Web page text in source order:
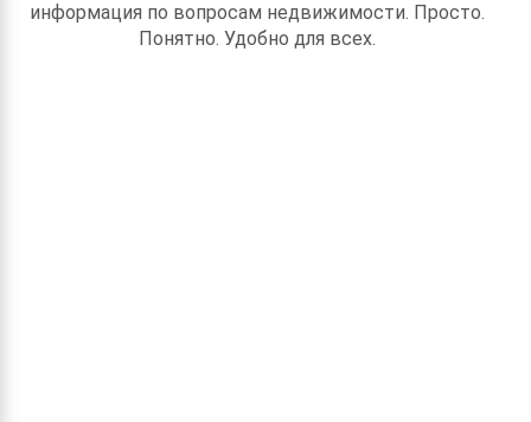
информация по вопросам недвижимости. Просто.
Понятно. Удобно для всех.